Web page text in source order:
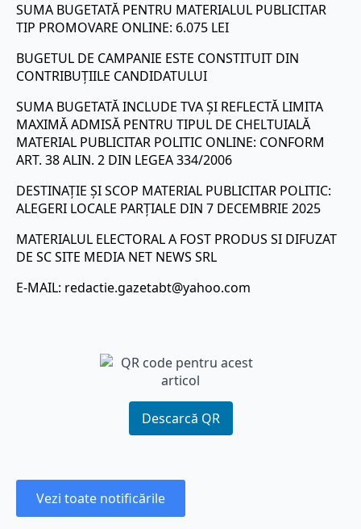
SUMA BUGETATĂ PENTRU MATERIALUL PUBLICITAR
TIP PROMOVARE ONLINE: 6.075 LEI
BUGETUL DE CAMPANIE ESTE CONSTITUIT DIN
CONTRIBUȚIILE CANDIDATULUI
SUMA BUGETATĂ INCLUDE TVA ȘI REFLECTĂ LIMITA
MAXIMĂ ADMISĂ PENTRU TIPUL DE CHELTUIALĂ
MATERIAL PUBLICITAR POLITIC ONLINE: CONFORM
ART. 38 ALIN. 2 DIN LEGEA 334/2006
DESTINAȚIE ȘI SCOP MATERIAL PUBLICITAR POLITIC:
ALEGERI LOCALE PARȚIALE DIN 7 DECEMBRIE 2025
MATERIALUL ELECTORAL A FOST PRODUS SI DIFUZAT
DE SC SITE MEDIA NET NEWS SRL
E-MAIL: redactie.gazetabt@yahoo.com
Descarcă QR
Vezi toate notificările